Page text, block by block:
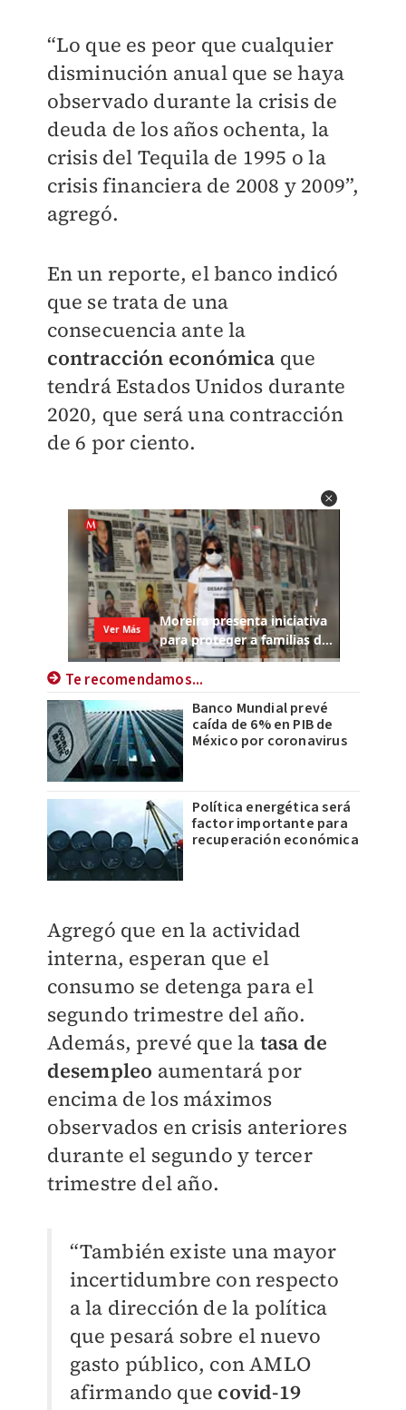
“Lo que es peor que cualquier
disminución anual que se haya
observado durante la crisis de
deuda de los años ochenta, la
crisis del Tequila de 1995 o la
crisis financiera de 2008 y 2009”,
agregó.
En un reporte, el banco indicó
que se trata de una
consecuencia ante la
contracción económica que
tendrá Estados Unidos durante
2020, que será una contracción
de 6 por ciento.
Te recomendamos...
Banco Mundial prevé
caída de 6% en PIB de
México por coronavirus
Política energética será
factor importante para
recuperación económica
Agregó que en la actividad
interna, esperan que el
consumo se detenga para el
segundo trimestre del año.
Además, prevé que la tasa de
desempleo aumentará por
encima de los máximos
observados en crisis anteriores
durante el segundo y tercer
trimestre del año.
“También existe una mayor
incertidumbre con respecto
a la dirección de la política
que pesará sobre el nuevo
gasto público, con AMLO
afirmando que covid-19